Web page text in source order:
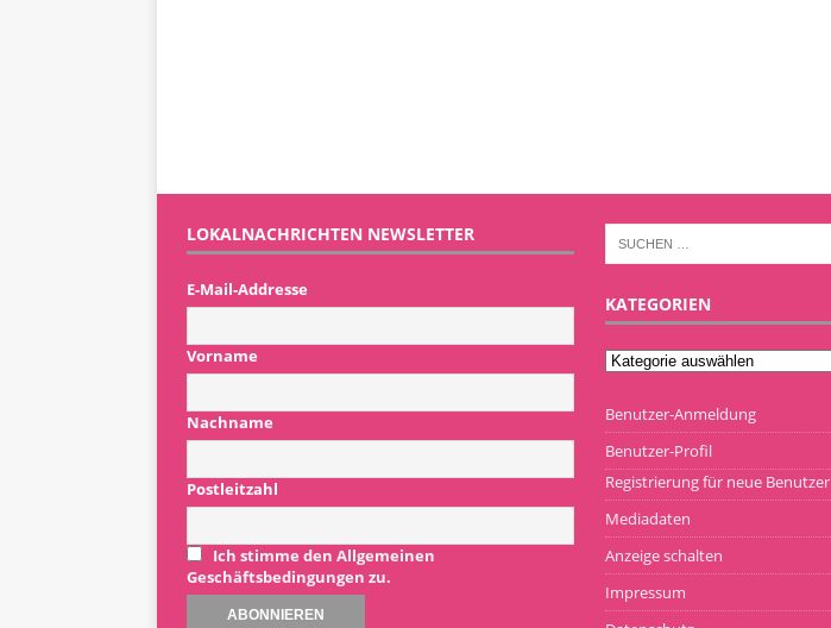
LOKALNACHRICHTEN NEWSLETTER
E-Mail-Addresse
Vorname
Nachname
Postleitzahl
Ich stimme den Allgemeinen
Geschäftsbedingungen zu.
KATEGORIEN
Benutzer-Anmeldung
Benutzer-Profil
Registrierung für neue Benutzer
Mediadaten
Anzeige schalten
Impressum